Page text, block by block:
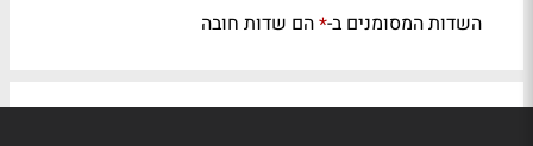
השדות המסומנים ב-*הם שדות חובה